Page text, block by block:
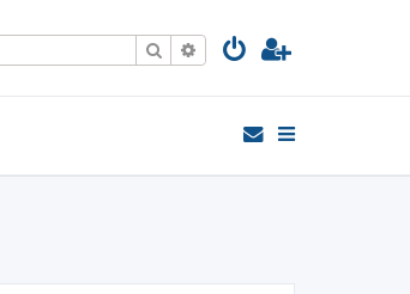
Zoek Uitgebreid zoeken